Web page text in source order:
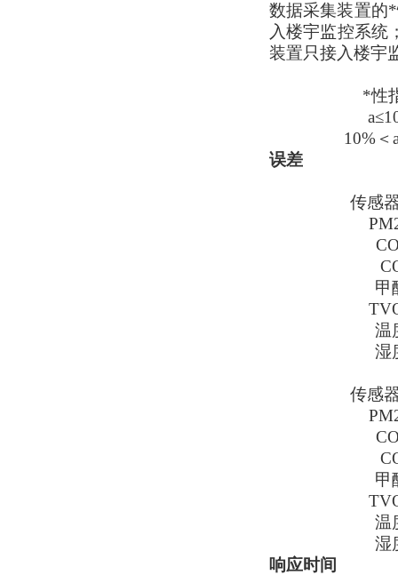
数据采集装置的
入楼宇监控系统
装置只接入楼宇
*性
10%＜
误差
传感
甲
温
湿
传感
甲
温
湿
响应时间